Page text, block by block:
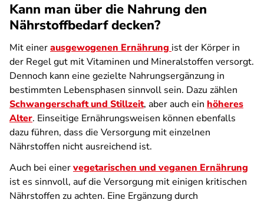
Kann man über die Nahrung den
Nährstoffbedarf decken?
Mit einerausgewogenen Ernährung ist der Körper in
der Regel gut mit Vitaminen und Mineralstoffen versorgt.
Dennoch kann eine gezielte Nahrungsergänzung in
bestimmten Lebensphasen sinnvoll sein. Dazu zählen
Schwangerschaft und Stillzeit, aber auch ein höheres
Alter. Einseitige Ernährungsweisen können ebenfalls
dazu führen, dass die Versorgung mit einzelnen
Nährstoffen nicht ausreichend ist.
Auch bei einervegetarischen und veganen Ernährung
ist es sinnvoll, auf die Versorgung mit einigen kritischen
Nährstoffen zu achten. Eine Ergänzung durch